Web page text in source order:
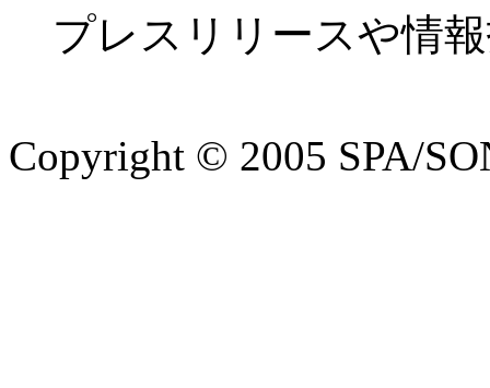
プレスリリースや情
Copyright © 2005 SPA/